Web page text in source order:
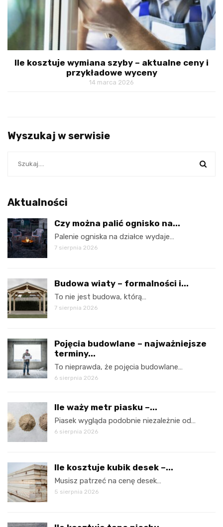
Ile kosztuje wymiana szyby – aktualne ceny i
przykładowe wyceny
14 marca 2026
Wyszukaj w serwisie
Aktualności
Czy można palić ognisko na...
Palenie ogniska na działce wydaje…
7 sierpnia 2026
Budowa wiaty – formalności i...
To nie jest budowa, którą…
7 sierpnia 2026
Pojęcia budowlane – najważniejsze
terminy...
To nieprawda, że pojęcia budowlane…
6 sierpnia 2026
Ile waży metr piasku –...
Piasek wygląda podobnie niezależnie od…
6 sierpnia 2026
Ile kosztuje kubik desek –...
Musisz patrzeć na cenę desek…
5 sierpnia 2026